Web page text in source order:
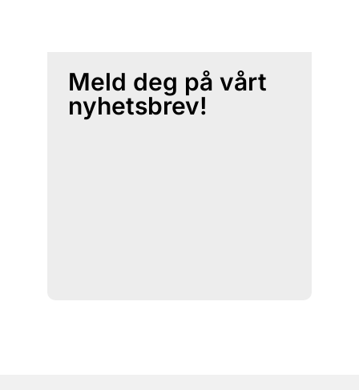
Meld deg på vårt
nyhetsbrev!